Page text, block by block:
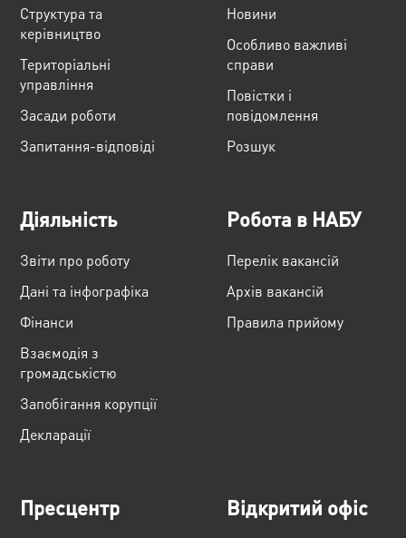
Структура та
керівництво
Територіальні
управління
Засади роботи
Запитання-відповіді
Новини
Особливо важливі
справи
Повістки і
повідомлення
Розшук
Діяльність
Звіти про роботу
Дані та інфографіка
Фінанси
Взаємодія з
громадськістю
Запобігання корупції
Декларації
Робота в НАБУ
Перелік вакансій
Архів вакансій
Правила прийому
Пресцентр Відкритий офіс